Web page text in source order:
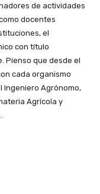
de actividades
docentes
el
con título
Pienso que desde el
cada organismo
Ingeniero Agrónomo,
Agrícola y